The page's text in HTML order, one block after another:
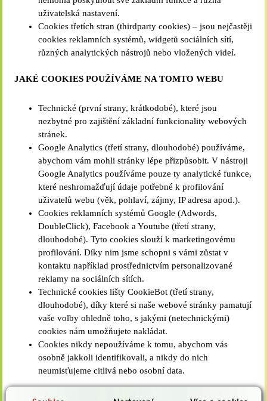
uživatelská nastavení.
Cookies třetích stran (thirdparty cookies) – jsou nejčastěji
cookies reklamních systémů, widgetů sociálních sítí,
různých analytických nástrojů nebo vložených videí.
JAKÉ COOKIES POUŽÍVÁME NA TOMTO WEBU
Technické (první strany, krátkodobé), které jsou
nezbytné pro zajištění základní funkcionality webových
stránek.
Google Analytics (třetí strany, dlouhodobé) používáme,
abychom vám mohli stránky lépe přizpůsobit. V nástroji
Google Analytics používáme pouze ty analytické funkce,
které neshromažďují údaje potřebné k profilování
uživatelů webu (věk, pohlaví, zájmy, IP adresa apod.).
Cookies reklamních systémů Google (Adwords,
DoubleClick), Facebook a Youtube (třetí strany,
dlouhodobé). Tyto cookies slouží k marketingovému
profilování. Díky nim jsme schopni s vámi zůstat v
kontaktu například prostřednictvím personalizované
reklamy na sociálních sítích.
Technické cookies lišty CookieBot (třetí strany,
dlouhodobé), díky které si naše webové stránky pamatují
vaše volby ohledně toho, s jakými (netechnickými)
cookies nám umožňujete nakládat.
Cookies nikdy nepoužíváme k tomu, abychom vás
osobně jakkoli identifikovali, a nikdy do nich
neumisťujeme citlivá nebo osobní data.
JAK MŮŽETE UPRAVIT VYUŽÍVÁNÍ COOKIES NA